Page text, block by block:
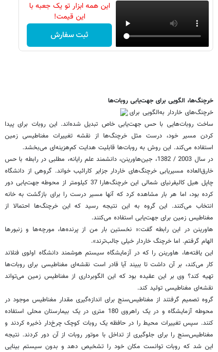
این همه ابزار تو یک جعبه با
این قیمت!
ثبت سفارش
خرچنگ‌ها، الگویی برای جهت‌یابی روبات‌ها
خرچنگ‌های خاردار به‌الگویی برای
ساخت روبات‌هایی با حس جهت‌یابی خاص تبدیل شده‌اند. این روبات برای پیدا
کردن مسیر خود، درست مثل خرچنگ‌ها از نقشه تغییرات مغناطیسی زمین
استفاده می‌کند. این روش به روبات‌ها قابلیت هدایت کم‌هزینه‌ای می‌بخشد.
در سال 2003 / 1382، جین‌هاورینن، دانشمند علم رایانه، مطلبی در رابطه با حس
خارق‌العاده مسیریابی خرچنگ‌های خاردار جزایر کارائیب خواند. گروهی از دانشگاه
چاپل هیل کالیفرنیای شمالی این خرچنگ‌هارا 37 کیلومتر از محوطه جهت‌یابی دور
کرده بود، اما هر بار مشاهده کرد که آنها مسیر درست را برای بازگشت به خانه
انتخاب می‌کنند. این گروه به این نتیجه رسید که این خرچنگ‌ها احتمالا از
مغناطیس زمین برای جهت‌یابی استفاده می‌کنند.
هاورینن در این رابطه گفت:« نخستین بار من از پرنده‌ها، مورچه‌ها و زنبورها
الهام گرفتم. اما خرچنگ خاردار خیلی جالب‌ترند».
این یافته‌ها، ‌هاورینن را که در آزمایشگاه سیستم هوشمند دانشگاه اولوی فنلاند
کار می‌کند، بر آن داشت تا ببیند آیا قادر است نقشه‌ای مغناطیسی برای روبات‌ها
تهیه کند؟ وی بر این عقیده بود که این الگوبرداری از مغناطیس زمین می‌تواند
نقشه‌ای مغناطیسی تولید کند.
گروه تصمیم گرفتند از مغناطیس‌سنج برای اندازه‌گیری مقدار مغناطیس موجود در
محوطه آزمایشگاه و در یک راهروی 180 متری در یک بیمارستان محلی استفاده
کنند. سپس تغییرات محیط را در حافظه یک روبات کوچک چرخ‌دار ذخیره کردند و
مغناطیس‌سنج را برای جلوگیری از تداخل با موتور روبات از آن دور کردند. نتیجه
این شد که روبات توانست مکان خود را تشخیص دهد و بدون سیستم بینایی